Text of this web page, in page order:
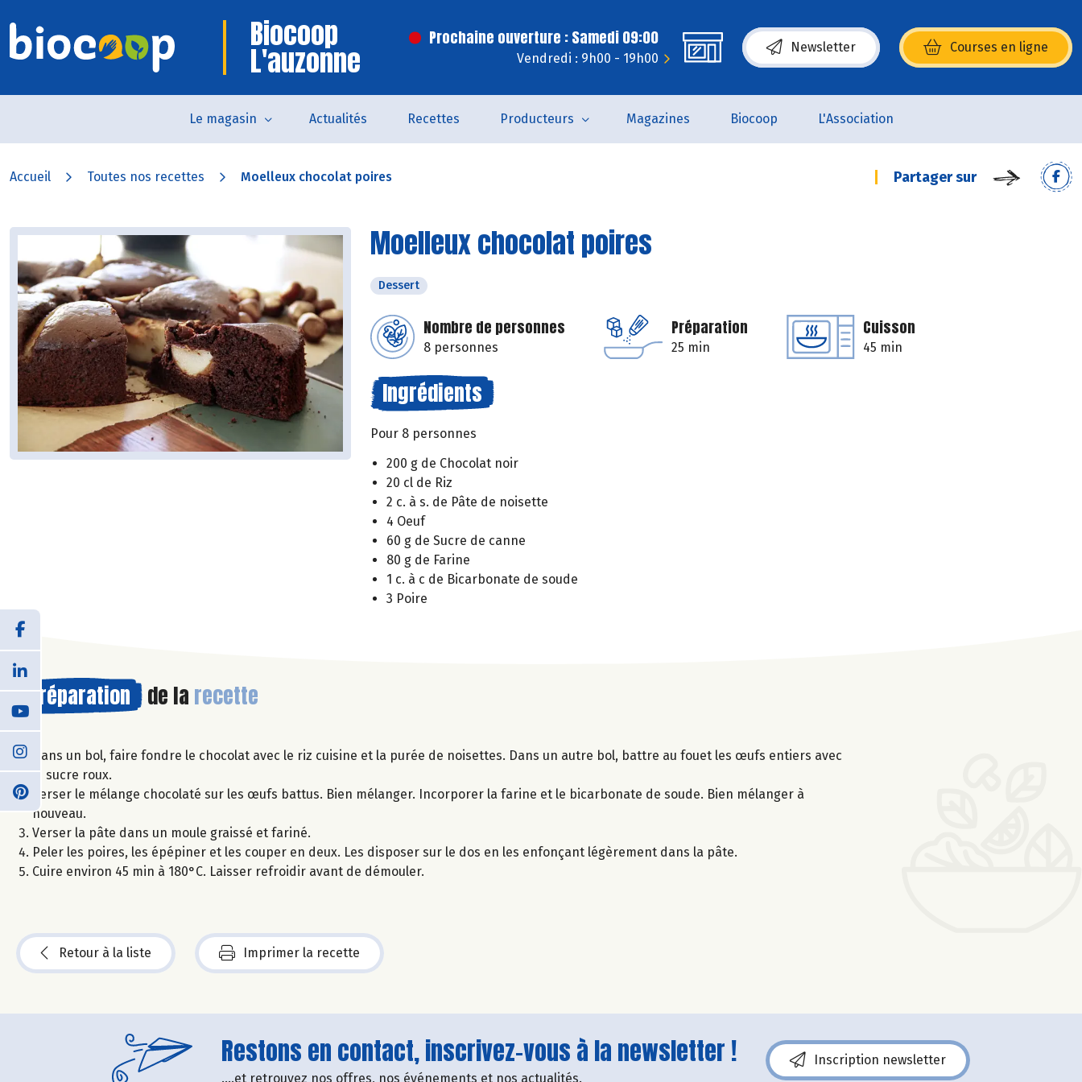
Biocoop
L'auzonne
Prochaine ouverture : Samedi 09:00
Vendredi : 9h00 - 19h00
Newsletter Courses en ligne
(s’ouvre dans une nouvelle fenêtre)
Le magasin Actualités Recettes Producteurs Magazines Biocoop L'Association
Accueil Toutes nos recettes Moelleux chocolat poires Partager sur
Moelleux chocolat poires
Dessert
Nombre de personnes
8 personnes
Préparation
25 min
Cuisson
45 min
Ingrédients
Pour 8 personnes
200 g de Chocolat noir
20 cl de Riz
2 c. à s. de Pâte de noisette
4 Oeuf
60 g de Sucre de canne
80 g de Farine
1 c. à c de Bicarbonate de soude
3 Poire
Préparation de la recette
Dans un bol, faire fondre le chocolat avec le riz cuisine et la purée de noisettes. Dans un autre bol, battre au fouet les œufs entiers avec
le sucre roux.
Verser le mélange chocolaté sur les œufs battus. Bien mélanger. Incorporer la farine et le bicarbonate de soude. Bien mélanger à
nouveau.
Verser la pâte dans un moule graissé et fariné.
Peler les poires, les épépiner et les couper en deux. Les disposer sur le dos en les enfonçant légèrement dans la pâte.
Cuire environ 45 min à 180°C. Laisser refroidir avant de démouler.
Retour à la liste Imprimer la recette
Restons en contact, inscrivez-vous à la newsletter !
....et retrouvez nos offres, nos événements et nos actualités.
Inscription newsletter